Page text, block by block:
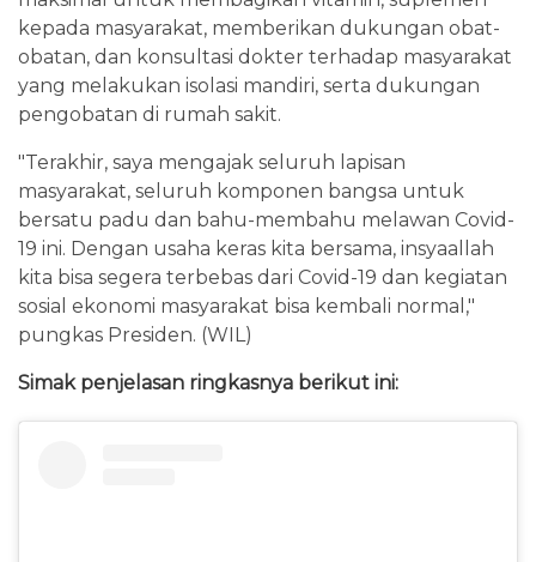
kepada masyarakat, memberikan dukungan obat-
obatan, dan konsultasi dokter terhadap masyarakat
yang melakukan isolasi mandiri, serta dukungan
pengobatan di rumah sakit.
"Terakhir, saya mengajak seluruh lapisan
masyarakat, seluruh komponen bangsa untuk
bersatu padu dan bahu-membahu melawan Covid-
19 ini. Dengan usaha keras kita bersama, insyaallah
kita bisa segera terbebas dari Covid-19 dan kegiatan
sosial ekonomi masyarakat bisa kembali normal,"
pungkas Presiden. (WIL)
Simak penjelasan ringkasnya berikut ini: